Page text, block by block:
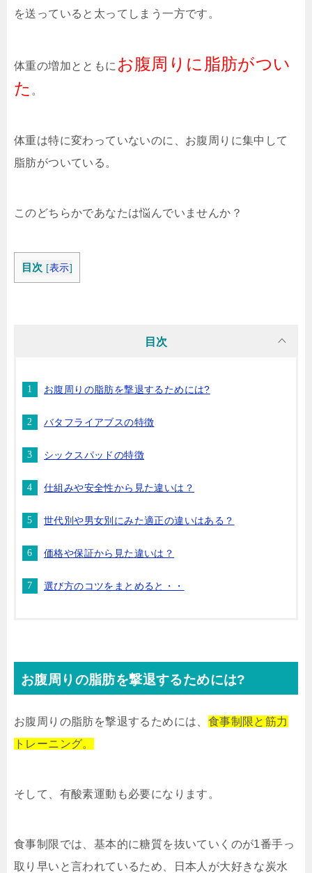
を送っていると太ってしまう一方です。
体重の増加とともに お腹周りに脂肪がつい
た 。
体重は特に変わっていないのに、お腹周りに集中して
脂肪がついている。
このどちらかであなたは悩んでいませんか？
目次 [表示]
目次
お腹周りの脂肪を撃退するためには?
バタフライアブスの特徴
シックスパッドの特徴
仕組みや安全性から見た違いは？
世代別や男女別にみた適正の違いはある？
価格や保証から見た違いは？
選び方のコツをまとめると・・
お腹周りの脂肪を撃退するためには?
お腹周りの脂肪を撃退するためには、 食事制限と筋力
トレーニング。
そして、有酸素運動も必要になります。
食事制限では、基本的に糖質を抜いていくのが1番手っ
取り早いと言われているため、日本人が大好きな炭水